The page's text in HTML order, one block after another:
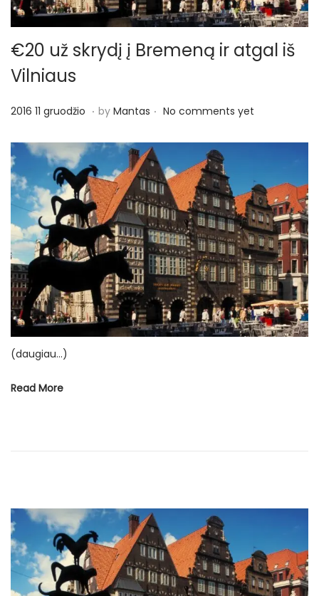
€20 už skrydį į Bremeną ir atgal iš
Vilniaus
P
s
t
e
d
o
n
2016 11 gruodžio 2
1
6
1
1
g
r
o
d
ž
. by Mantas . No comments yet
(daugiau…)
Read More